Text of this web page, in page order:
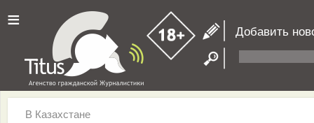
≡ Добавить
В Казахстане